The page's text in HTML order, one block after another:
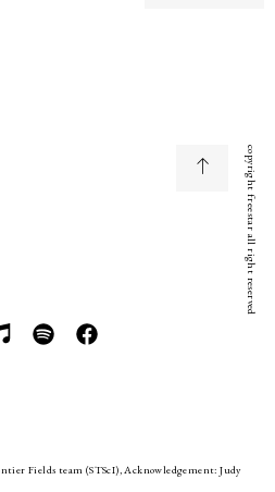
copyright freestar all right reserved
Fields team (STScI), Acknowledgement: Judy